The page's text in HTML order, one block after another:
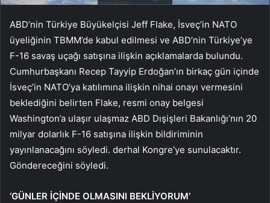
ABD’nin Türkiye Büyükelçisi Jeff Flake, İsveç’in NATO
üyeliğinin TBMM’de kabul edilmesi ve ABD’nin Türkiye’ye
F-16 savaş uçağı satışına ilişkin açıklamalarda bulundu.
Cumhurbaşkanı Recep Tayyip Erdoğan’ın birkaç gün içinde
İsveç’in NATO’ya katılımına ilişkin nihai onayı vermesini
beklediğini belirten Flake, resmi onay belgesi
Washington’a ulaşır ulaşmaz ABD Dışişleri Bakanlığı’nın 20
milyar dolarlık F-16 satışına ilişkin bildiriminin
yayınlanacağını söyledi. derhal Kongre’ye sunulacaktır.
Göndereceğini söyledi.
‘GÜNLER İÇİNDE OLMASINI BEKLİYORUM’